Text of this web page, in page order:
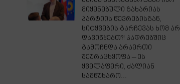
მიყენებული გახარიას
პარტიის წევრებისგან,
სიტყვების გარჩევას ხომ არ
დავიწყებთ?! კადრებშიც
გამოჩნდა არაერთი
შეურაცხყოფა – ეს
ყველაფერი, ძალიან
სამწუხარო...